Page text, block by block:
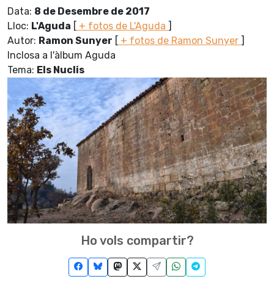
Data: 8 de Desembre de 2017
Lloc: L'Aguda [ + fotos de L'Aguda ]
Autor: Ramon Sunyer [ + fotos de Ramon Sunyer ]
Inclosa a l'àlbum Aguda
Tema: Els Nuclis
Ho vols compartir?